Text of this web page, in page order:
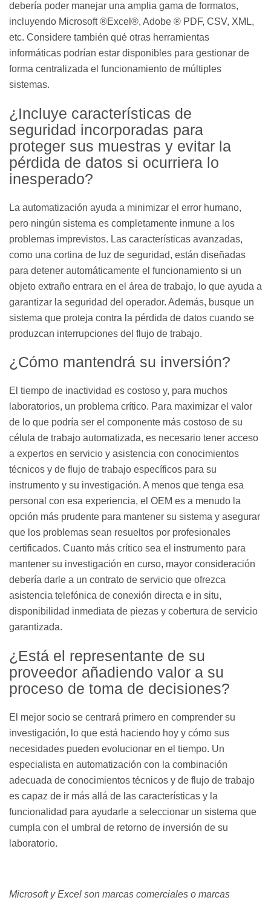
debería poder manejar una amplia gama de formatos,
incluyendo Microsoft ®Excel®, Adobe ® PDF, CSV, XML,
etc. Considere también qué otras herramientas
informáticas podrían estar disponibles para gestionar de
forma centralizada el funcionamiento de múltiples
sistemas.
¿Incluye características de
seguridad incorporadas para
proteger sus muestras y evitar la
pérdida de datos si ocurriera lo
inesperado?
La automatización ayuda a minimizar el error humano,
pero ningún sistema es completamente inmune a los
problemas imprevistos. Las características avanzadas,
como una cortina de luz de seguridad, están diseñadas
para detener automáticamente el funcionamiento si un
objeto extraño entrara en el área de trabajo, lo que ayuda a
garantizar la seguridad del operador. Además, busque un
sistema que proteja contra la pérdida de datos cuando se
produzcan interrupciones del flujo de trabajo.
¿Cómo mantendrá su inversión?
El tiempo de inactividad es costoso y, para muchos
laboratorios, un problema crítico. Para maximizar el valor
de lo que podría ser el componente más costoso de su
célula de trabajo automatizada, es necesario tener acceso
a expertos en servicio y asistencia con conocimientos
técnicos y de flujo de trabajo específicos para su
instrumento y su investigación. A menos que tenga esa
personal con esa experiencia, el OEM es a menudo la
opción más prudente para mantener su sistema y asegurar
que los problemas sean resueltos por profesionales
certificados. Cuanto más crítico sea el instrumento para
mantener su investigación en curso, mayor consideración
debería darle a un contrato de servicio que ofrezca
asistencia telefónica de conexión directa e in situ,
disponibilidad inmediata de piezas y cobertura de servicio
garantizada.
¿Está el representante de su
proveedor añadiendo valor a su
proceso de toma de decisiones?
El mejor socio se centrará primero en comprender su
investigación, lo que está haciendo hoy y cómo sus
necesidades pueden evolucionar en el tiempo. Un
especialista en automatización con la combinación
adecuada de conocimientos técnicos y de flujo de trabajo
es capaz de ir más allá de las características y la
funcionalidad para ayudarle a seleccionar un sistema que
cumpla con el umbral de retorno de inversión de su
laboratorio.
Microsoft y Excel son marcas comerciales o marcas